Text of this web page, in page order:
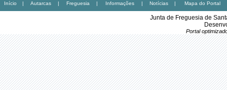
Início | Autarcas | Freguesia | Informações | Notícias | Mapa do Portal
Junta de Freguesia de
Portal